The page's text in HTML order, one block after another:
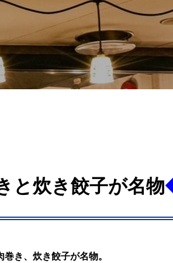
と炊き餃子が名物
巻き、炊き餃子が名物。